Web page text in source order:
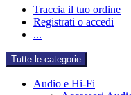
Traccia il tuo ordine
Registrati o accedi
...
Tutte le categorie
Audio e Hi-Fi